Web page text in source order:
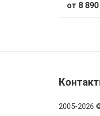
от 8
2005-2026